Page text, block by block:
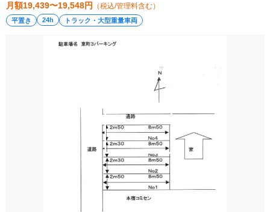
月額19,439〜19,548円 （税込/管理料含む）
平置き 24h トラック・大型重量車両